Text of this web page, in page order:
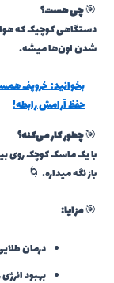
🎯چی هست؟
دستگاهی کوچیک که هوا
شدن اون‌ها میشه.
بخوانید:خروپف
حفظ آرامش رابطه!
🎯چطور کار می‌کنه؟
با یک ماسک کوچک روی
باز نگه میداره. 🌀
🎯مزایا:
درمان
بهبود